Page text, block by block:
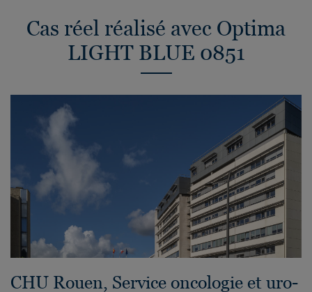
Cas réel réalisé avec Optima
LIGHT BLUE 0851
CHU Rouen, Service oncologie et uro-